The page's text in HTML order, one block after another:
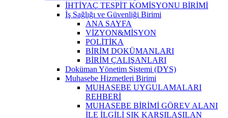
İHTİYAÇ TESPİT KOMİSYONU BİRİMİ
İş Sağlığı ve Güvenliği Birimi
ANA SAYFA
VİZYON&MİSYON
POLİTİKA
BİRİM DOKÜMANLARI
BİRİM ÇALIŞANLARI
Doküman Yönetim Sistemi (DYS)
Muhasebe Hizmetleri Birimi
MUHASEBE UYGULAMALARI
REHBERİ
MUHASEBE BİRİMİ GÖREV ALANI
İLE İLGİLİ SIK KARŞILAŞILAN